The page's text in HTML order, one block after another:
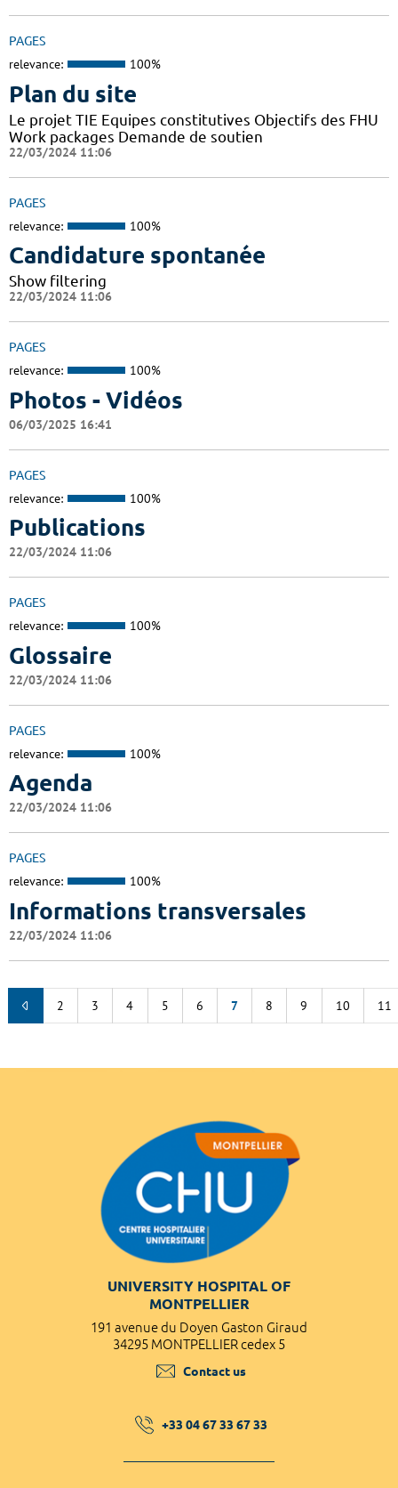
PAGES
relevance: 100%
Plan du site
Le projet TIE Equipes constitutives Objectifs des FHU
Work packages Demande de soutien
22/03/2024 11:06
PAGES
relevance: 100%
Candidature spontanée
Show filtering
22/03/2024 11:06
PAGES
relevance: 100%
Photos - Vidéos
06/03/2025 16:41
PAGES
relevance: 100%
Publications
22/03/2024 11:06
PAGES
relevance: 100%
Glossaire
22/03/2024 11:06
PAGES
relevance: 100%
Agenda
22/03/2024 11:06
PAGES
relevance: 100%
Informations transversales
22/03/2024 11:06
2 3 4 5 6 7 8 9 10 11
UNIVERSITY HOSPITAL OF
MONTPELLIER
191 avenue du Doyen Gaston Giraud
34295 MONTPELLIER cedex 5
Contact us
+33 04 67 33 67 33